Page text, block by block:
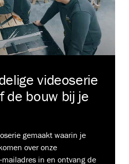
videoserie
de bouw bij je
gemaakt waarin je
over onze
in en ontvang de